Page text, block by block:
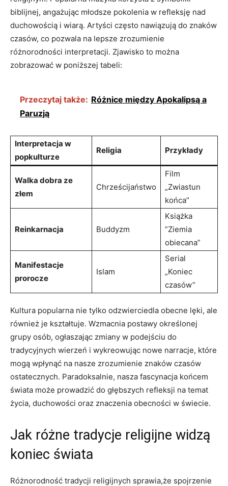
biblijnej, ‌angażując⁣ młodsze pokolenia w refleksję nad
duchowością​ i wiarą. Artyści często ‍nawiązują ‍do znaków
czasów, co pozwala na lepsze zrozumienie
różnorodności​ interpretacji. Zjawisko‍ to można
zobrazować‌ w‍ poniższej tabeli:
Przeczytaj także: Różnice między Apokalipsą a
Paruzją
Interpretacja w
popkulturze
Religia Przykłady
Walka ⁢dobra ze⁢
złem
Chrześcijaństwo
Film‍
„Zwiastun
końca”
Reinkarnacja Buddyzm
Książka
⁢”Ziemia
‍obiecana”
Manifestacje
prorocze
Islam
Serial
„Koniec
czasów”
Kultura popularna nie tylko ⁣odzwierciedla⁢ obecne⁢ lęki, ale
⁢również je kształtuje. Wzmacnia postawy ⁤określonej
grupy‌ osób,‍ ogłaszając zmiany w ⁣podejściu do⁤
tradycyjnych wierzeń i⁢ wykreowując nowe ⁣narracje,​ które
mogą wpłynąć na nasze zrozumienie znaków‌ czasów
ostatecznych. Paradoksalnie, nasza‍ fascynacja ‍końcem
⁤świata może prowadzić‍ do głębszych refleksji na temat
życia, duchowości⁣ oraz⁤ znaczenia obecności w świecie.
Jak różne ⁢tradycje​ religijne widzą⁣
koniec świata
Różnorodność tradycji religijnych sprawia,że spojrzenie